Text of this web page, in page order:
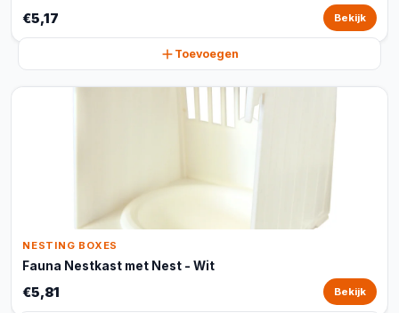
€5,17 Bekijk
Toevoegen
NESTING BOXES
Fauna Nestkast met Nest - Wit
€5,81 Bekijk